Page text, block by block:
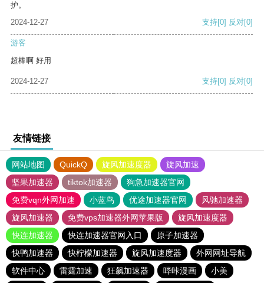
护。
2024-12-27
支持[0] 反对[0]
游客
超棒啊 好用
2024-12-27 支持[0] 反对[0]
友情链接
网站地图 QuickQ 旋风加速度器
旋风加速
坚果加速器
tiktok加速器
狗急加速器官网
免费vqn外网加速
小蓝鸟 优途加速器官网
风驰加速器
旋风加速器
免费vps加速器外网苹果版
旋风加速度器
快连加速器
快连加速器官网入口
原子加速器
快鸭加速器
快柠檬加速器 旋风加速度器
外网网址导航
软件中心
雷霆加速 狂飙加速器 哔咔漫画
小美